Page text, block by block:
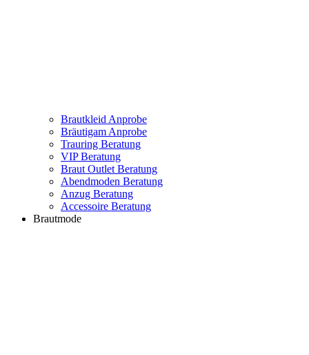
Brautkleid Anprobe
Bräutigam Anprobe
Trauring Beratung
VIP Beratung
Braut Outlet Beratung
Abendmoden Beratung
Anzug Beratung
Accessoire Beratung
Brautmode